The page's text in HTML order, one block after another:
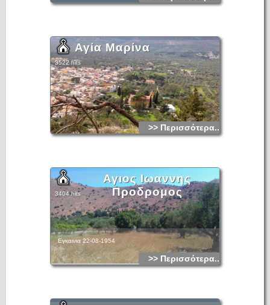
Αγία Μαρίνα
3522 hits
>> Περισσότερα...
Αγιος Ιωαννης
Προδρομος
3404 hits
Εγκαινια 22-08-1954
>> Περισσότερα...